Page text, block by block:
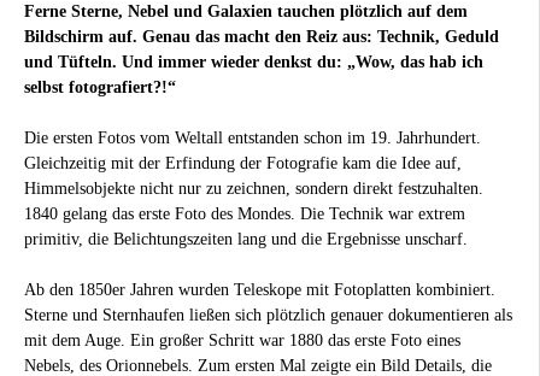
Ferne Sterne, Nebel und Galaxien tauchen plötzlich auf dem
Bildschirm auf. Genau das macht den Reiz aus: Technik, Geduld
und Tüfteln. Und immer wieder denkst du: „Wow, das hab ich
selbst fotografiert?!“
Die ersten Fotos vom Weltall entstanden schon im 19. Jahrhundert.
Gleichzeitig mit der Erfindung der Fotografie kam die Idee auf,
Himmelsobjekte nicht nur zu zeichnen, sondern direkt festzuhalten.
1840 gelang das erste Foto des Mondes. Die Technik war extrem
primitiv, die Belichtungszeiten lang und die Ergebnisse unscharf.
Ab den 1850er Jahren wurden Teleskope mit Fotoplatten kombiniert.
Sterne und Sternhaufen ließen sich plötzlich genauer dokumentieren als
mit dem Auge. Ein großer Schritt war 1880 das erste Foto eines
Nebels, des Orionnebels. Zum ersten Mal zeigte ein Bild Details, die